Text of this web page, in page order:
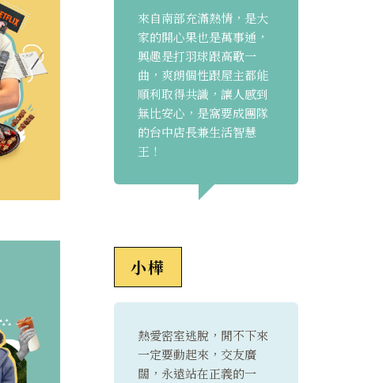
來自南部充滿熱情，是大
家的開心果也是萬事通，
興趣是打羽球跟高歌一
曲，爽朗個性跟屋主都能
順利取得共識，讓人感到
無比安心，是窩要成團隊
的台中店長兼生活智慧
王！
小樺
熱愛密室逃脫，閒不下來
一定要動起來，交友廣
闊，永遠站在正義的一